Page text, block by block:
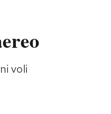
voli